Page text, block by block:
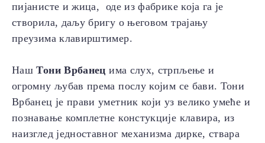
пијанисте и жица, оде из фабрике која га је
створила, даљу бригу о његовом трајању
преузима клавирштимер.
НашТони Врбанец има слух, стрпљење и
огромну љубав према послу којим се бави. Тони
Врбанец је прави уметник који уз велико умеће и
познавање комплетне констукције клавира, из
наизглед једноставног механизма дирке, ствара